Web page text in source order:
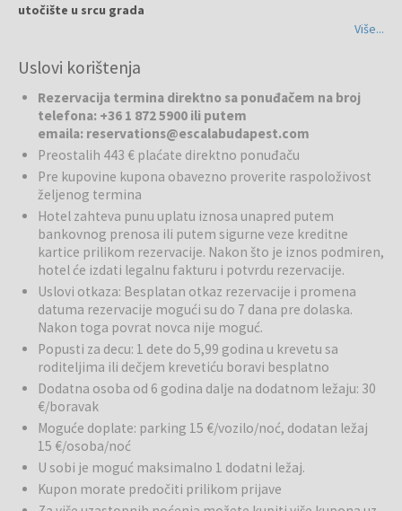
utočište u srcu grada
ESCALA je vaš najbolji izbor. Otkrijte mirno i ekskluzivno urbano
uređene, sa odvojenim dnevnim, trpezarijskim i kuhinjskim
prostorom. ESCALA Hotel & Suites idealan je i za kraće odmore i za
duže boravke. ESCALA Hotel & Suites nudi usluge sa četiri zvezdice,
uključujući recepciju koja radi 24 sata dnevno i svakodnevno
čišćenje. Takođe nudi besplatan brzi Wi-Fi i doručak. Za razliku od
mnogih hotela u Budimpešti sa malim sobama, ESCALA nudi
prostrane servisirane apartmane sa potpuno opremljenim
kuhinjama i trpezarijama. Ako tokom boravka nemate volje kuvati,
možete uživati u hotelskom doručku ili istražiti brojne izvrsne
restorane u blizini hotela ESCALA Budapest.
Doručak:Poseban prostor za doručak, sa terasom (delimično
natkrivenom i grejanom), nudi jedinstveno okruženje za opuštanje
ujutro pre nego započnete dan. Ne propustite ukusan doručak na
bazi švedskog stola, poznat po svojoj bogatoj ponudi i
svakodnevno sveže ceđenom detox soku koji će vam sigurno dati
energiju za dan. Radno vreme: ponedeljak – petak: 07:00 – 10:30;
vikend: 07:00 – 11:00.
Okolina:Sa Corvin trgovačkim centrom na samo nekoliko koraka i
širokim izborom restorana i barova u blizini, ESCALA nudi više od
hotela – ona je vaša ulaznica za doživljavanje čuda ovoga grada.
Više...
Uslovi korištenja
Rezervacija termina direktno sa ponuđačem na broj
telefona: +36 1 872 5900 ili putem
emaila: reservations@escalabudapest.com
Preostalih 443 € plaćate direktno ponuđaču
Pre kupovine kupona obavezno proverite raspoloživost
željenog termina
Hotel zahteva punu uplatu iznosa unapred putem
bankovnog prenosa ili putem sigurne veze kreditne
kartice prilikom rezervacije. Nakon što je iznos podmiren,
hotel će izdati legalnu fakturu i potvrdu rezervacije.
Uslovi otkaza: Besplatan otkaz rezervacije i promena
datuma rezervacije mogući su do 7 dana pre dolaska.
Nakon toga povrat novca nije moguć.
Popusti za decu: 1 dete do 5,99 godina u krevetu sa
roditeljima ili dečjem krevetiću boravi besplatno
Dodatna osoba od 6 godina dalje na dodatnom ležaju: 30
€/boravak
Moguće doplate: parking 15 €/vozilo/noć, dodatan ležaj
15 €/osoba/noć
U sobi je moguć maksimalno 1 dodatni ležaj.
Kupon morate predočiti prilikom prijave